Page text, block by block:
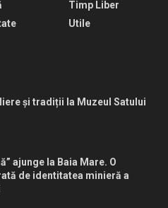
Timp Liber
Utile
și tradiții la Muzeul Satului
ajunge la Baia Mare. O
de identitatea minieră a